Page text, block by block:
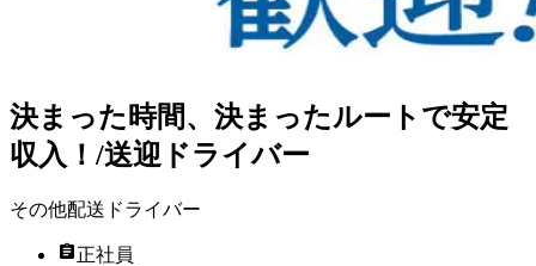
決まった時間、決まったルートで安定
収入！/送迎ドライバー
その他配送ドライバー
正社員